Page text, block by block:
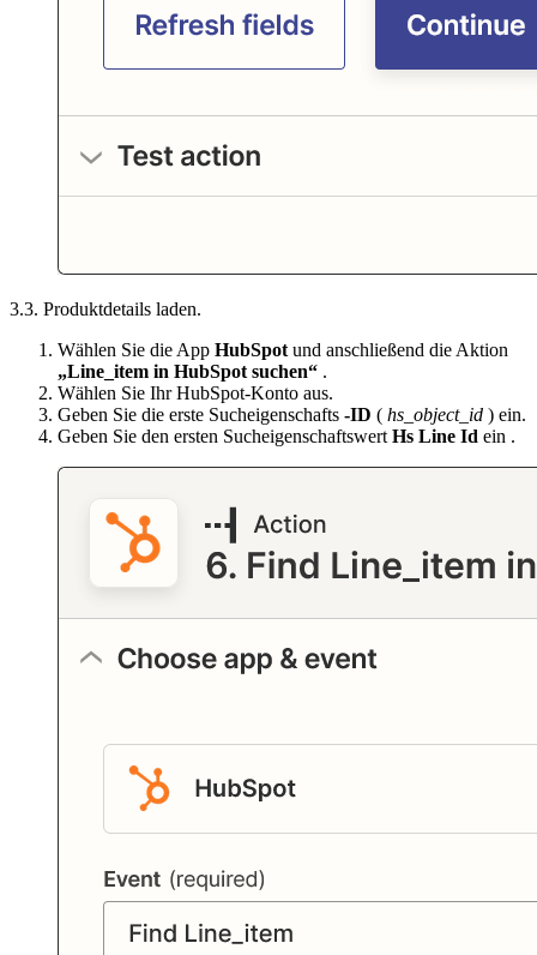
3.3. Produktdetails laden.
Wählen Sie die App HubSpot und anschließend die Aktion
„Line_item in HubSpot suchen“ .
Wählen Sie Ihr HubSpot-Konto aus.
Geben Sie die erste Sucheigenschafts -ID ( hs_object_id ) ein.
Geben Sie den ersten Sucheigenschaftswert Hs Line Id ein .